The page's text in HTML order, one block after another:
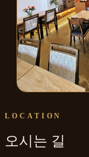
LOCATION
오시는 길